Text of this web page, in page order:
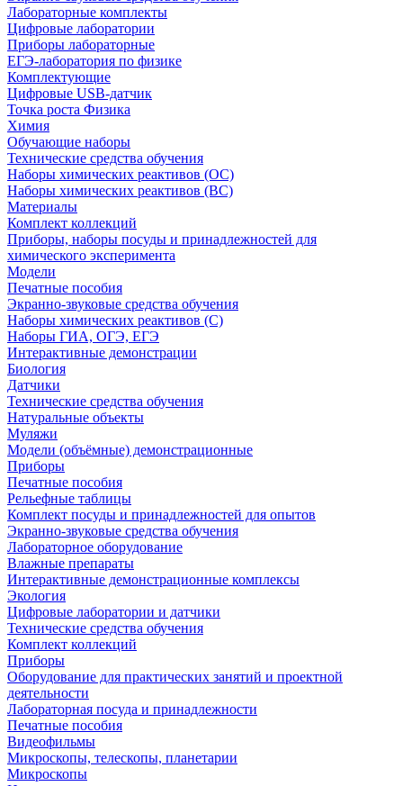
Лабораторные комплекты
Цифровые лаборатории
Приборы лабораторные
ЕГЭ-лаборатория по физике
Комплектующие
Цифровые USB-датчик
Точка роста Физика
Химия
Обучающие наборы
Технические средства обучения
Наборы химических реактивов (ОС)
Наборы химических реактивов (ВС)
Материалы
Комплект коллекций
Приборы, наборы посуды и принадлежностей для
химического эксперимента
Модели
Печатные пособия
Экранно-звуковые средства обучения
Наборы химических реактивов (С)
Наборы ГИА, ОГЭ, ЕГЭ
Интерактивные демонстрации
Биология
Датчики
Технические средства обучения
Натуральные объекты
Муляжи
Модели (объёмные) демонстрационные
Приборы
Печатные пособия
Рельефные таблицы
Комплект посуды и принадлежностей для опытов
Экранно-звуковые средства обучения
Лабораторное оборудование
Влажные препараты
Интерактивные демонстрационные комплексы
Экология
Цифровые лаборатории и датчики
Технические средства обучения
Комплект коллекций
Приборы
Оборудование для практических занятий и проектной
деятельности
Лабораторная посуда и принадлежности
Печатные пособия
Видеофильмы
Микроскопы, телескопы, планетарии
Микроскопы